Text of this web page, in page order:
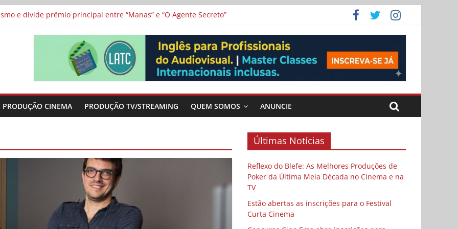
e divide prêmio principal entre “Manas” e “O Agente Secreto”
Curta Cinema
de escolas públicas
protagonizam adaptação brasileira de série argentina para o cinema
PRODUÇÃO CINEMA PRODUÇÃO TV/STREAMING QUEM SOMOS ANUNCIE
Últimas Notícias
Reflexo do Blefe: As Melhores Produções de
Poker da Última Meia Década no Cinema e na
TV
Estão abertas as inscrições para o Festival
Curta Cinema